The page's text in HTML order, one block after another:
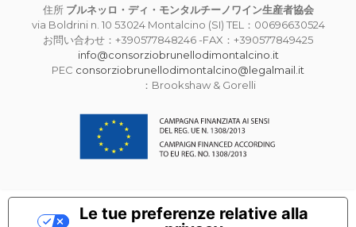
住所 ブルネッロ・ディ・モンタルチーノワイン生産者協会
via Boldrini n. 10 53024 Montalcino (SI) TEL：00696630524
お問い合わせ：+390577848246 -FAX：+390577849425
info@consorziobrunellodimontalcino.it
PEC consorziobrunellodimontalcino@legalmail.it
：Brookshaw & Gorelli
Le tue preferenze relative alla